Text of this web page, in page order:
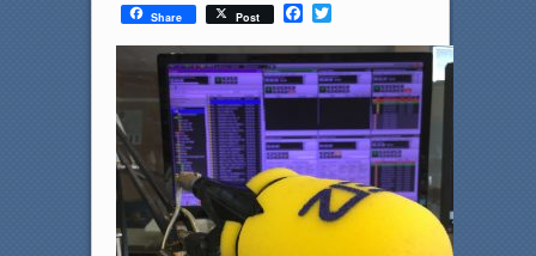
Share Post
F
c
e
b
o
k
T
i
t
t
r